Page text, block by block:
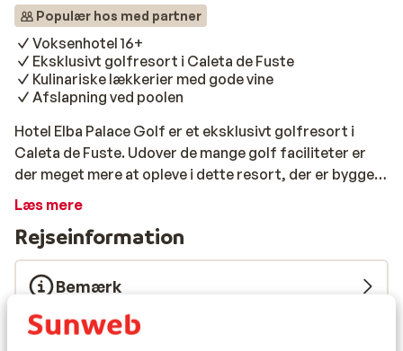
Populær hos med partner
Voksenhotel 16+
Eksklusivt golfresort i Caleta de Fuste
Kulinariske lækkerier med gode vine
Afslapning ved poolen
Hotel Elba Palace Golf er et eksklusivt golfresort i
Caleta de Fuste. Udover de mange golf faciliteter er
der meget mere at opleve i dette resort, der er bygget i
kanarisk stil. De smukke autentiske detaljer kan også
Den stemningsfulde gårdhave med høje palmetræer er
et godt eksempel herpå. Nyd en middag på
restauranten efter endnu en aktiv dag, hvor der
dagligt sammen med et stort udvalg af vine. Desuden
Læs mere
Rejseinformation
Bemærk
Forplejning